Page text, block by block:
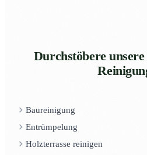
Durchstöbere
Baureinigung
Entrümpelung
Holzterrasse reinigen